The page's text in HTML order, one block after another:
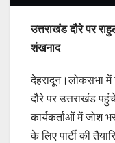
उत्तराखंड दौरे पर
शंखनाद
देहरादून।लोकसभा में
दौरे पर उत्तराखंड
कार्यकर्ताओं में जोश
के लिए पार्टी की